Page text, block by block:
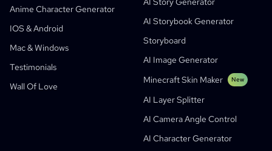
Anime Character Generator
IOS & Android
Mac & Windows
Testimonials
Wall Of Love
AI Storybook Generator
Storyboard
AI Image Generator
Minecraft Skin Maker
New
AI Layer Splitter
AI Camera Angle Control
AI Character Generator
AI Webtoon Generator
AI Manhwa Generator
AI Manga Generator
Social Media Comics
Bible Comic Maker
AI Educational Comics
Generative Workflows
Webtoons